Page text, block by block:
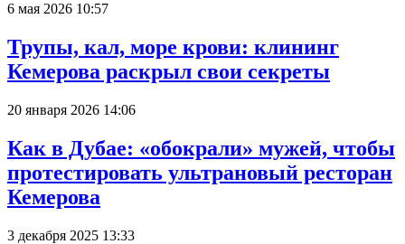
6 мая 2026 10:57
Трупы, кал, море крови: клининг
Кемерова раскрыл свои секреты
20 января 2026 14:06
Как в Дубае: «обокрали» мужей, чтобы
протестировать ультрановый ресторан
Кемерова
3 декабря 2025 13:33